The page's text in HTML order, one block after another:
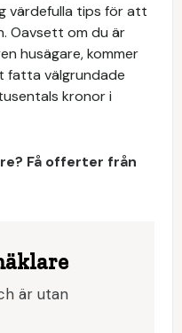
värdefulla tips för att
Oavsett om du är
husägare, kommer
fatta välgrundade
kronor i
Få offerter från
är utan